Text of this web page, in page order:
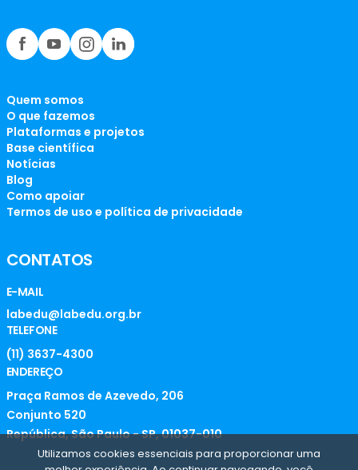
Quem somos
O que fazemos
Plataformas e projetos
Base científica
Notícias
Blog
Como apoiar
Termos de uso e política de privacidade
CONTATOS
E-MAIL
labedu@labedu.org.br
TELEFONE
(11) 3637-4300
ENDEREÇO
Praça Ramos de Azevedo, 206
Conjunto 520
República, São Paulo - SP, 01037-010
Utilizamos cookies essenciais para proporcionar uma